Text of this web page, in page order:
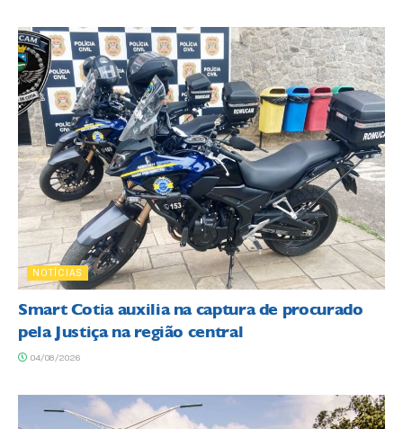
NOTÍCIAS
Smart Cotia auxilia na captura de procurado
pela Justiça na região central
04/08/2026